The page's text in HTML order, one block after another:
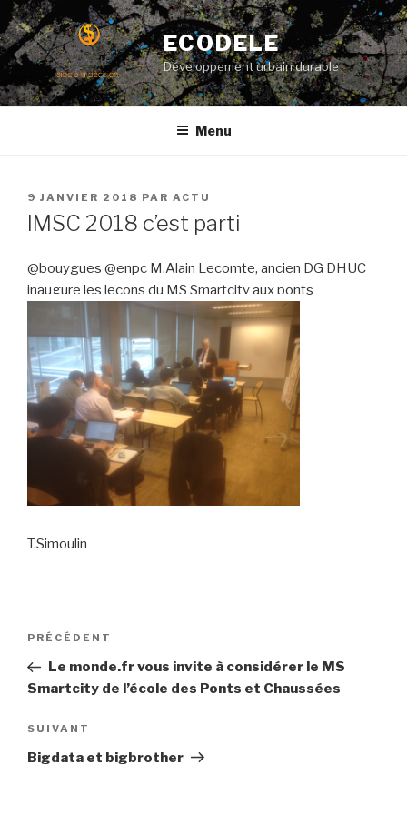
Aller
au
contenu
principal
ECODELE
Développement urbain durable
Menu
PUBLIÉ
LE
9 JANVIER 2018 PAR ACTU
IMSC 2018 c’est parti
@bouygues @enpc M.Alain Lecomte, ancien DG DHUC
inaugure les leçons du MS Smartcity aux ponts
T.Simoulin
Navigation
l’article
Article
précédent
PRÉCÉDENT
Le monde.fr vous invite à considérer le MS
Smartcity de l’école des Ponts et Chaussées
Article
suivant
SUIVANT
Bigdata et bigbrother